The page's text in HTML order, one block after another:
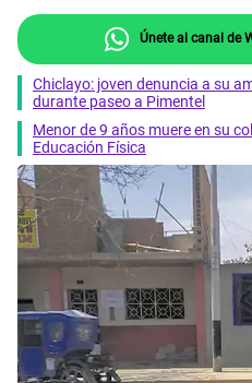
Únete al canal de
Chiclayo: joven denuncia a su
durante paseo a Pimentel
Menor de 9 años muere en su
Educación Física